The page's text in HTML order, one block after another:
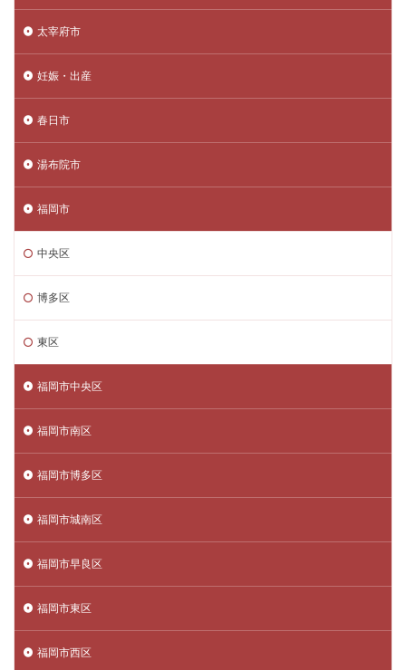
太宰府市
妊娠・出産
春日市
湯布院市
福岡市
中央区
博多区
東区
福岡市中央区
福岡市南区
福岡市博多区
福岡市城南区
福岡市早良区
福岡市東区
福岡市西区